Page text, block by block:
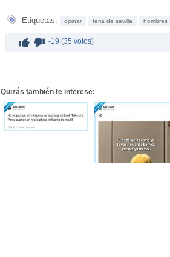
Etiquetas: opinar feria de sevilla hombres
-19 (35 votos)
Quizás también te interese: